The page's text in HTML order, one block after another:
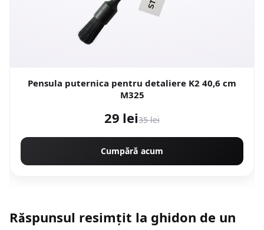
Pensula puternica pentru detaliere K2 40,6 cm
M325
29 lei35 lei
Cumpără acum
Răspunsul resimțit la ghidon de un